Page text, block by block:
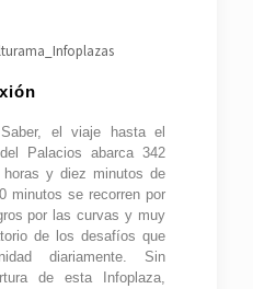
el viaje hasta el
Palacios abarca 342
y diez minutos de
minutos se recorren por
por las curvas y muy
de los desafíos que
diariamente. Sin
de esta Infoplaza,